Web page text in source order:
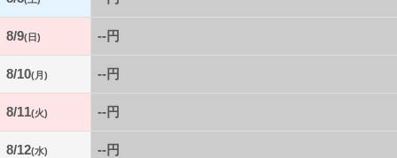
8/9(日) --円
8/10(月) --円
8/11(火) --円
8/12(水) --円